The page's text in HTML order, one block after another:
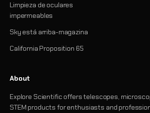
Limpieza de oculares
impermeables
Sky está arriba-magazina
California Proposition 65
About
Explore Scientific offers telescopes,
STEM products for enthusiasts and